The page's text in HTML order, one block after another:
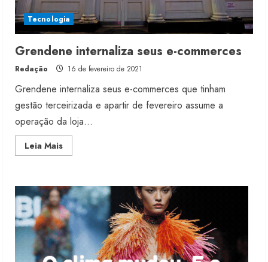
Tecnologia
Grendene internaliza seus e-commerces
Redação 16 de fevereiro de 2021
Grendene internaliza seus e-commerces que tinham
gestão terceirizada e apartir de fevereiro assume a
operação da loja...
Leia MaisRead
more
seus
e-
commerces
2
5 de agosto de 2026
3
receita em 2026
4 de agosto de 2026
5
Morena Rosa lança franquia com
estoque consignado
4 de agosto de 2026